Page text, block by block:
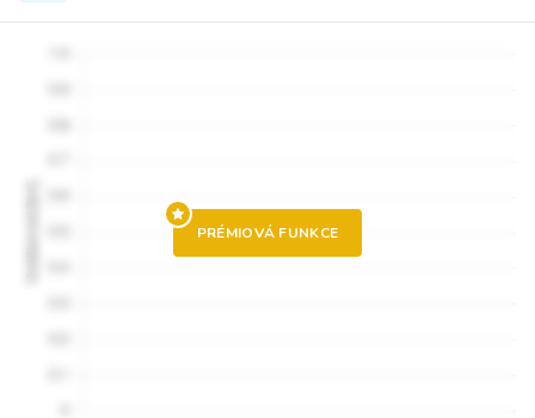
PRÉMIOVÁ FUNKCE